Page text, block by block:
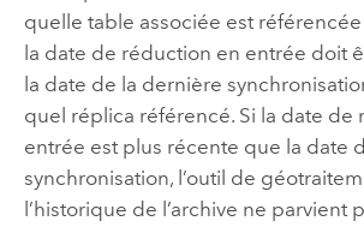
quelle table associée est
la date de réduction en entrée doit
la date de la dernière
quel réplica référencé. Si la date de
entrée est plus récente que la date
synchronisation, l’outil de
l’historique de l’archive ne parvient